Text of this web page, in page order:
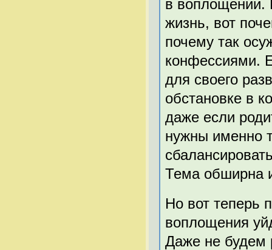
в воплощении.
жизнь, вот
почему так
конфессиями.
для своего
обстановке в
даже если
нужны именно
Тема обширна
Но вот теперь
воплощения
Даже не будем